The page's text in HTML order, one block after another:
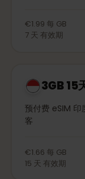
€1.99 每 GB
7 天 有效期
3GB 15
预付费 eSIM 印
客
€1.66 每 GB
15 天 有效期